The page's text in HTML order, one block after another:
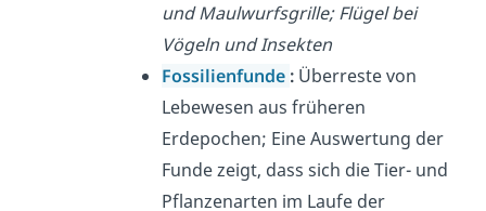
und Maulwurfsgrille; Flügel bei
Vögeln und Insekten
Fossilienfunde : Überreste von
Lebewesen aus früheren
Erdepochen; Eine Auswertung der
Funde zeigt, dass sich die Tier- und
Pflanzenarten im Laufe der